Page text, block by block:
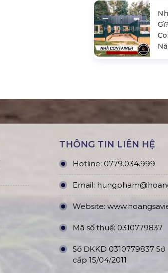
THÔNG TIN LIÊN HỆ
Hotline: 0779.034.999
Email:
Website:
Mã số thuế: 0310779837
Số ĐKKD 0310779837
cấp 15/04/2011